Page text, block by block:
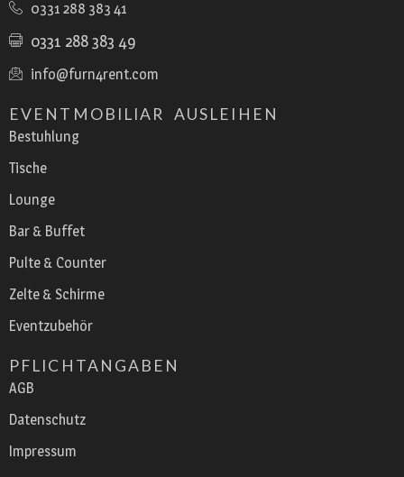
0331 288 383 41
0331 288 383 49
info@furn4rent.com
EVENTMOBILIAR AUSLEIHEN
Bestuhlung
Tische
Lounge
Bar & Buffet
Pulte & Counter
Zelte & Schirme
Eventzubehör
PFLICHTANGABEN
AGB
Datenschutz
Impressum